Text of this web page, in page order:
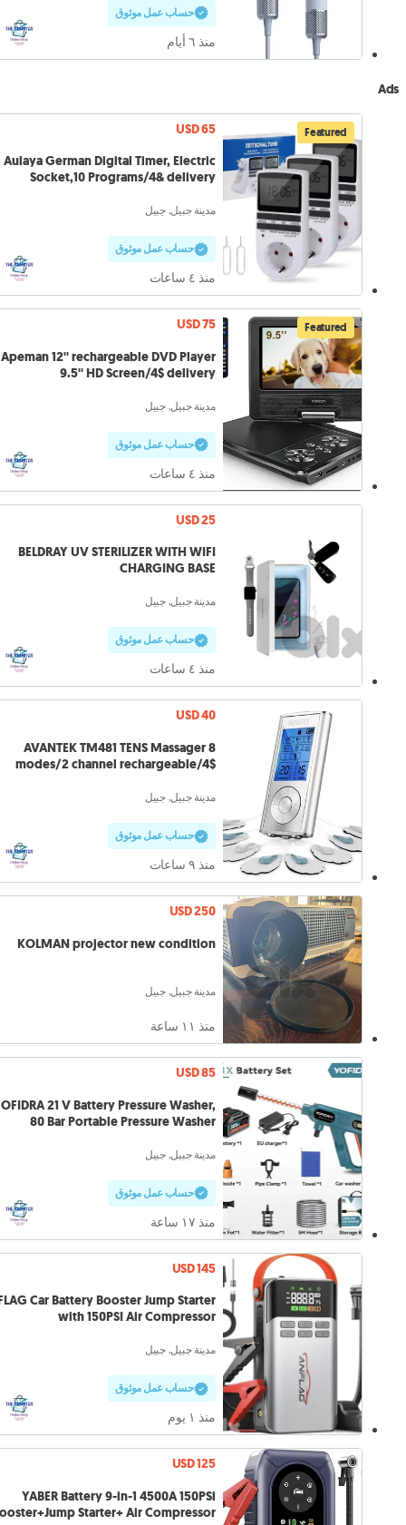
حساب عمل موثوق
منذ ٦ أيام
Ads
Featured
USD 65
Aulaya German Digital Timer, Electric
Socket,10 Programs/4& delivery
مدينة جبيل, جبيل
حساب عمل موثوق
منذ ٤ ساعات
Featured
USD 75
Apeman 12'' rechargeable DVD Player
9.5'' HD Screen/4$ delivery
مدينة جبيل, جبيل
حساب عمل موثوق
منذ ٤ ساعات
USD 25
BELDRAY UV STERILIZER WITH WIFI
CHARGING BASE
مدينة جبيل, جبيل
حساب عمل موثوق
منذ ٤ ساعات
USD 40
AVANTEK TM481 TENS Massager 8
modes/2 channel rechargeable/4$
مدينة جبيل, جبيل
حساب عمل موثوق
منذ ٩ ساعات
USD 250
KOLMAN projector new condition
مدينة جبيل, جبيل
منذ ١١ ساعة
USD 85
21 V Battery Pressure Washer,
80 Bar Portable Pressure Washer
مدينة جبيل, جبيل
حساب عمل موثوق
منذ ١٧ ساعة
USD 145
Car Battery Booster Jump Starter
with 150PSI Air Compressor
مدينة جبيل, جبيل
حساب عمل موثوق
منذ ١ يوم
USD 125
YABER Battery 9-in-1 4500A 150PSi
Starter+ Air Compressor